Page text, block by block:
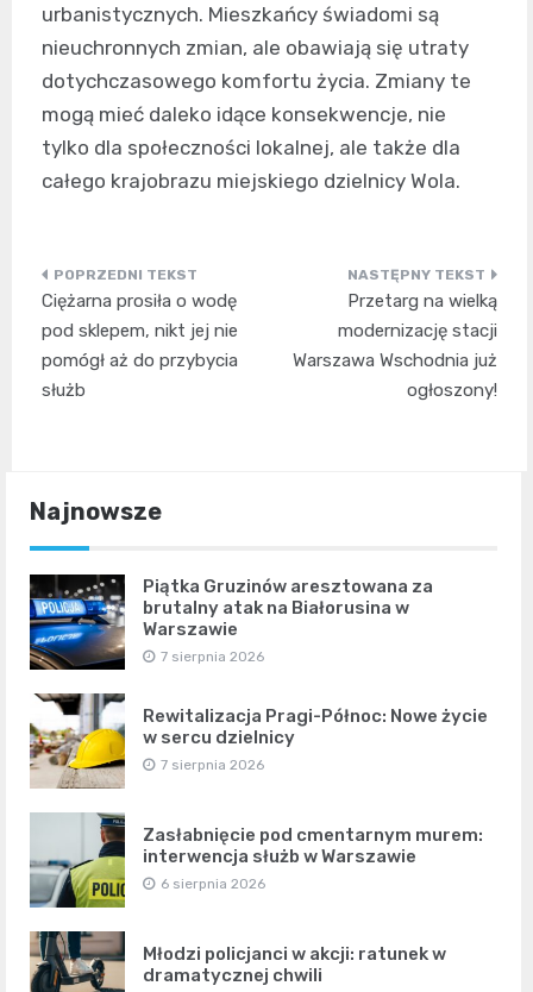
urbanistycznych. Mieszkańcy świadomi są
nieuchronnych zmian, ale obawiają się utraty
dotychczasowego komfortu życia. Zmiany te
mogą mieć daleko idące konsekwencje, nie
tylko dla społeczności lokalnej, ale także dla
całego krajobrazu miejskiego dzielnicy Wola.
Nawigacja
wpisu
Ciężarna prosiła o wodę
pod sklepem, nikt jej nie
pomógł aż do przybycia
służb
Przetarg na wielką
modernizację stacji
Warszawa Wschodnia już
ogłoszony!
Najnowsze
Piątka Gruzinów aresztowana za
brutalny atak na Białorusina w
Warszawie
7 sierpnia 2026
Rewitalizacja Pragi-Północ: Nowe życie
w sercu dzielnicy
7 sierpnia 2026
Zasłabnięcie pod cmentarnym murem:
interwencja służb w Warszawie
6 sierpnia 2026
Młodzi policjanci w akcji: ratunek w
dramatycznej chwili